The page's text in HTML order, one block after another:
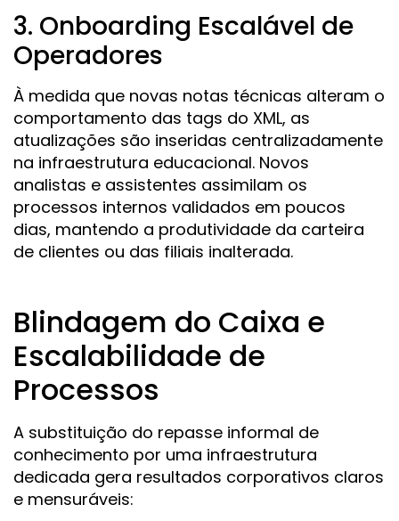
3. Onboarding Escalável de
Operadores
À medida que novas notas técnicas alteram o
comportamento das tags do XML, as
atualizações são inseridas centralizadamente
na infraestrutura educacional. Novos
analistas e assistentes assimilam os
processos internos validados em poucos
dias, mantendo a produtividade da carteira
de clientes ou das filiais inalterada.
Blindagem do Caixa e
Escalabilidade de
Processos
A substituição do repasse informal de
conhecimento por uma infraestrutura
dedicada gera resultados corporativos claros
e mensuráveis: